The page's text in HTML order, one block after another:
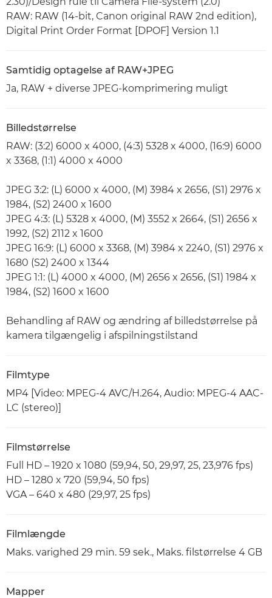
RAW: RAW (14-bit, Canon original RAW 2nd edition),
Digital Print Order Format [DPOF] Version 1.1
Samtidig optagelse af RAW+JPEG
Ja, RAW + diverse JPEG-komprimering muligt
Billedstørrelse
RAW: (3:2) 6000 x 4000, (4:3) 5328 x 4000, (16:9) 6000
x 3368, (1:1) 4000 x 4000
JPEG 3:2: (L) 6000 x 4000, (M) 3984 x 2656, (S1) 2976 x
1984, (S2) 2400 x 1600
JPEG 4:3: (L) 5328 x 4000, (M) 3552 x 2664, (S1) 2656 x
1992, (S2) 2112 x 1600
JPEG 16:9: (L) 6000 x 3368, (M) 3984 x 2240, (S1) 2976 x
1680 (S2) 2400 x 1344
JPEG 1:1: (L) 4000 x 4000, (M) 2656 x 2656, (S1) 1984 x
1984, (S2) 1600 x 1600
Behandling af RAW og ændring af billedstørrelse på
kamera tilgængelig i afspilningstilstand
Filmtype
MP4 [Video: MPEG-4 AVC/H.264, Audio: MPEG-4 AAC-
LC (stereo)]
Filmstørrelse
Full HD – 1920 x 1080 (59,94, 50, 29,97, 25, 23,976 fps)
HD – 1280 x 720 (59,94, 50 fps)
VGA – 640 x 480 (29,97, 25 fps)
Filmlængde
Maks. varighed 29 min. 59 sek., Maks. filstørrelse 4 GB
Mapper